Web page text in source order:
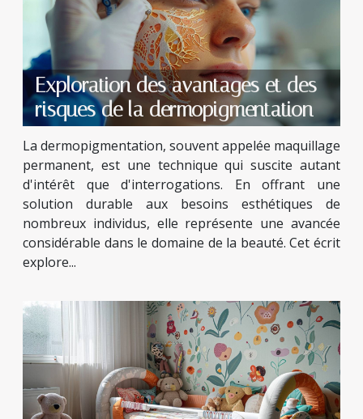
Exploration des avantages et des
risques de la dermopigmentation
La dermopigmentation, souvent appelée maquillage
permanent, est une technique qui suscite autant
d'intérêt que d'interrogations. En offrant une
solution durable aux besoins esthétiques de
nombreux individus, elle représente une avancée
considérable dans le domaine de la beauté. Cet écrit
explore...